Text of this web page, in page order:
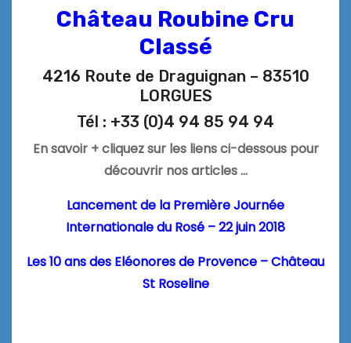
Château Roubine Cru
Classé
4216 Route de Draguignan – 83510
LORGUES
Tél : +33 (0)4 94 85 94 94
En savoir + cliquez sur les liens ci-dessous pour
découvrir nos articles …
Lancement de la Première Journée
Internationale du Rosé – 22 juin 2018
Les 10 ans des Eléonores de Provence – Château
St Roseline